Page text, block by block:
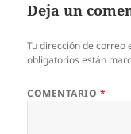
Deja un
Tu dirección de correo
obligatorios están
COMENTARIO *